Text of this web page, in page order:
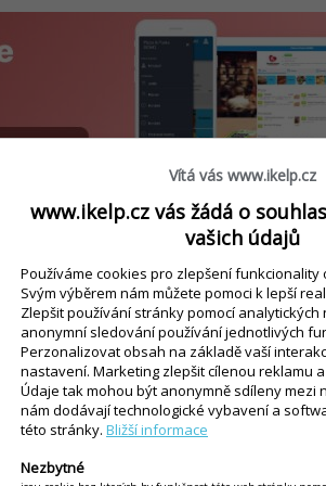
na zmiňovaný portál
chodí přímo do
– od přijetí přes výrobu
do pokladny, čímž se
Vítá vás www.ikelp.cz
www.ikelp.cz vás žádá o
vašich údajů
Používáme cookies pro zlepšení funkcionality
Svým výběrem nám můžete pomoci k lepší
Zlepšit používání stránky pomocí analytických
anonymní sledování používání jednotlivých
Perzonalizovat obsah na základě vaší
nastavení. Marketing zlepšit cílenou reklamu
Údaje tak mohou být anonymně sdíleny mezi
nám dodávají technologické vybavení a
této stránky. Bližší informace
Nezbytné